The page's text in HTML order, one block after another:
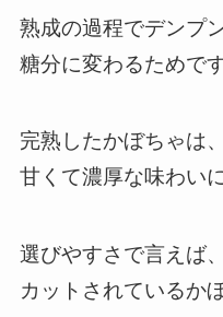
熟成の過程でデンプ
糖分に変わるためです
完熟したかぼちゃは、
甘くて濃厚な味わい
選びやすさで言えば、
カットされているか